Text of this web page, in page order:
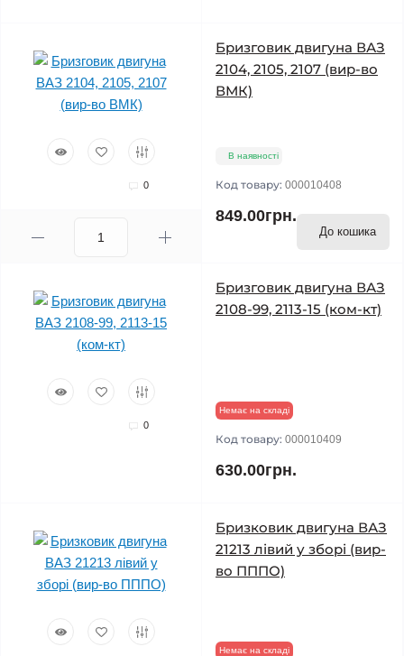
0
Бризговик двигуна ВАЗ
2104, 2105, 2107 (вир-во
ВМК)
В наявності
Код товару: 000010408
849.00грн.
До кошика
0
Бризговик двигуна ВАЗ
2108-99, 2113-15 (ком-кт)
Немає на складі
Код товару: 000010409
630.00грн.
Бризковик двигуна ВАЗ
21213 лівий у зборі (вир-
во ПППО)
Немає на складі